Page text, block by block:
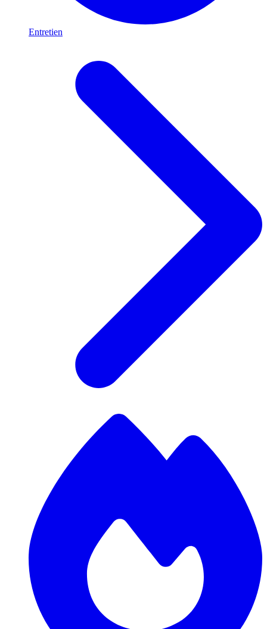
Entretien